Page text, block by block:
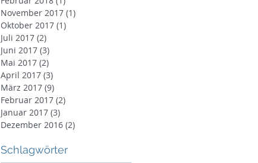
November 2017 (1)
Oktober 2017 (1)
Juli 2017 (2)
Juni 2017 (3)
Mai 2017 (2)
April 2017 (3)
März 2017 (9)
Februar 2017 (2)
Januar 2017 (3)
Dezember 2016 (2)
Schlagwörter